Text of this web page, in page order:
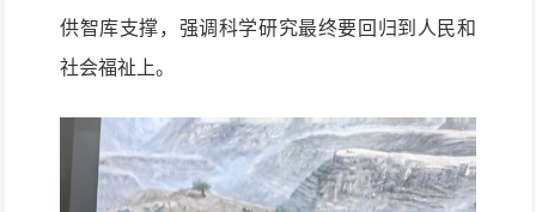
供智库支撑，强调科学研究最终要回归到人民和
社会福祉上。